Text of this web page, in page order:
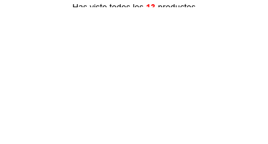
Has visto todos los 13 productos